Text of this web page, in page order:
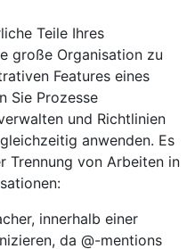
Teile Ihres
große Organisation zu
Features eines
Sie Prozesse
und Richtlinien
anwenden. Es
Trennung von Arbeiten in
innerhalb einer
da @-mentions